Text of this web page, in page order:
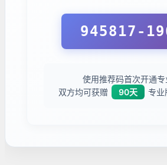
945817-
使用推荐码首次开通专
双方均可获赠
90天 专业